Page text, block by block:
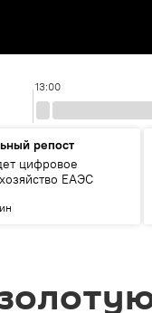
13:00
репост
цифровое
ЕАЭС